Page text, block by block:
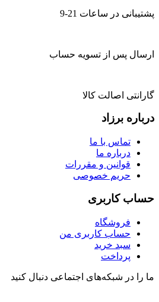
پشتیبانی در ساعات 21-9
ارسال پس از تسویه حساب
گارانتی اصالت کالا
درباره برزاد
تماس با ما
درباره ما
قوانین و مقررات
حریم خصوصی
حساب کاربری
فروشگاه
حساب کاربری من
سبد خرید
پرداخت
ما را در شبکه‌های اجتماعی دنبال کنید